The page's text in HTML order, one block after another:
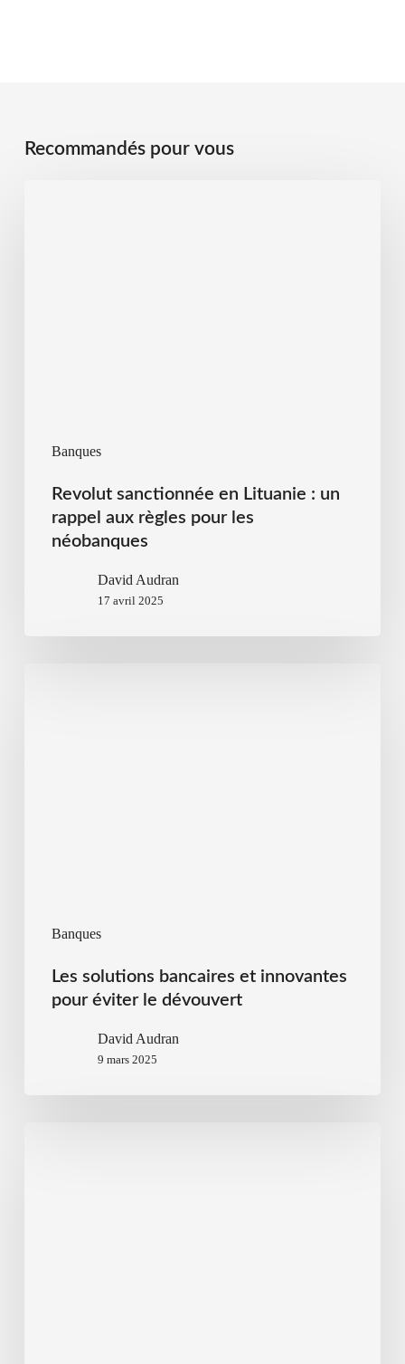
Recommandés pour vous
Banques
Revolut sanctionnée en Lituanie : un
rappel aux règles pour les
néobanques
David Audran
17 avril 2025
Banques
Les solutions bancaires et innovantes
pour éviter le dévouvert
David Audran
9 mars 2025